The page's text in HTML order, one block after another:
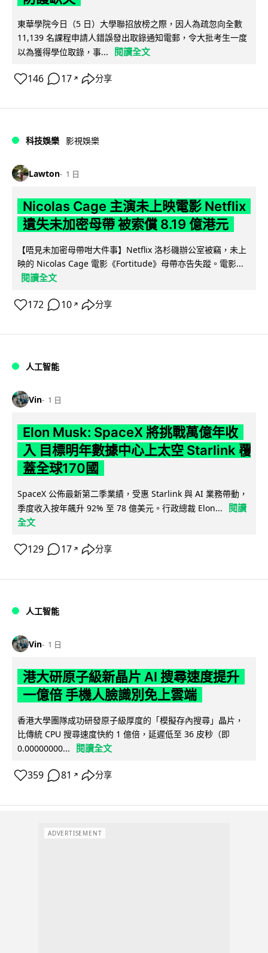
東華學院今日（5 日）大學聯招放榜之際，因人為疏忽向全數
11,139 名課程申請人錯誤發出取錄通知電郵，令大批考生一度
以為獲得學位取錄，事...
閱讀全文
146 17 ↗ 分享
科技娛樂 影視娛樂
Lawton 1 日
Nicolas Cage 主演未上映電影 Netflix
遺失未加密母帶 被索償 8.19 億港元
【唔見未加密母帶咁大件事】Netflix 洛杉磯辦公室被竊，未上
映的 Nicolas Cage 電影《Fortitude》母帶亦告失蹤。電影...
閱讀全文
172 10 ↗ 分享
人工智能
Vin 1 日
Elon Musk: SpaceX 將挑戰萬億年收
入 目標明年數據中心上太空 Starlink 覆
蓋全球170國
SpaceX 公佈最新第二季業績，受惠 Starlink 與 AI 業務帶動，
季度收入按年飆升 92% 至 78 億美元。行政總裁 Elon...
閱讀
全文
129 17 ↗ 分享
人工智能
Vin 1 日
港大研原子級新晶片 AI 搜尋速度提升
一億倍 手機人臉識別免上雲端
香港大學團隊成功研發原子級厚度的「模擬存內搜尋」晶片，
比傳統 CPU 搜尋速度快約 1 億倍，延遲低至 36 皮秒（即
0.00000000...
閱讀全文
359 81 ↗ 分享
ADVERTISEMENT